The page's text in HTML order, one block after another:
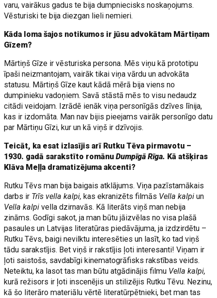
varu, vairākus gadus te bija dumpniecisks noskaņojums.
Vēsturiski te bija diezgan lieli nemieri.
Kāda loma šajos notikumos ir jūsu advokātam Mārtiņam
Gīzem?
Mārtiņš Gīze ir vēsturiska persona. Mēs viņu kā prototipu
īpaši neizmantojam, vairāk tikai viņa vārdu un advokāta
statusu. Mārtiņš Gīze kaut kādā mērā bija viens no
dumpinieku vadoņiem. Savā stāstā mēs to visu nedaudz
citādi veidojam. Izrādē ienāk viņa personīgās dzīves līnija,
kas ir izdomāta. Man nav bijis pieejams vairāk personīgo datu
par Mārtiņu Gīzi, kur un kā viņš ir dzīvojis.
Teicāt, ka esat izlasījis arī Rutku Tēva pirmavotu –
1930. gadā sarakstīto romānuDumpīgā Rīga. Kā atšķiras
Klāva Meļļa dramatizējuma akcenti?
Rutku Tēvs man bija baigais atklājums. Viņa pazīstamākais
darbs ir Trīs vella kalpi, kas ekranizēts filmās Vella kalpiun
Vella kalpi vella dzirnavās. Kā literāts viņš man nebija
zināms. Godīgi sakot, ja man būtu jāizvēlas no visa plašā
pasaules un Latvijas literatūras piedāvājuma, ja izdzirdētu –
Rutku Tēvs, baigi nevilktu interesēties un lasīt, ko tad viņš
tādu sarakstījis. Bet viņš ir rakstījis ļoti interesanti! Viņam ir
ļoti saistošs, savdabīgi kinematogrāfisks rakstības veids.
Neteiktu, ka lasot tas man būtu atgādinājis filmu Vella kalpi,
kurā režisors ir ļoti inscenējis un stilizējis Rutku Tēvu. Nezinu,
kā šo literāro materiālu vērtē literatūrpētnieki, bet man tas